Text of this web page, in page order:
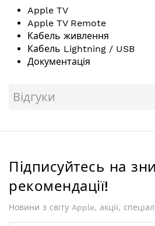
Apple TV
Apple TV Remote
Кабель живлення
Кабель Lightning / USB
Документація
Відгуки
Підписуйтесь на
рекомендації!
Новини з світу Apple, акції,